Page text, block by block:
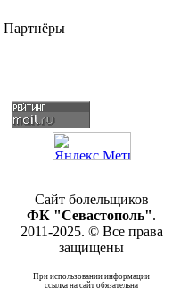
Партнёры
Сайт болельщиков
ФК "Севастополь".
2011-2025. © Все права
защищены
При использовании информации
ссылка на сайт обязательна